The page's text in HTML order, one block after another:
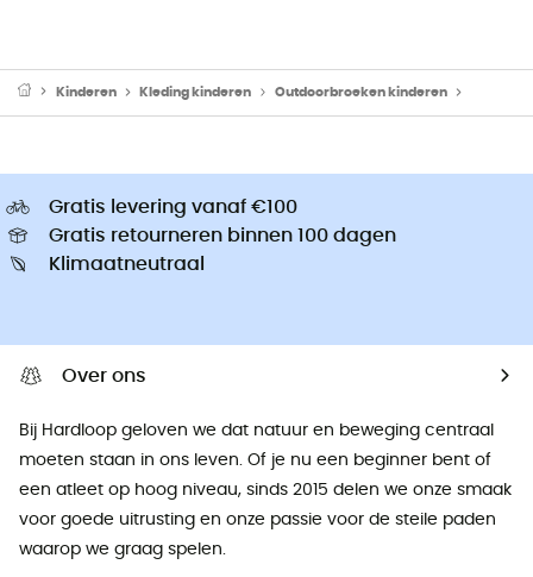
Kinderen Kleding kinderen Outdoorbroeken kinderen
Gratis levering vanaf €100
Gratis retourneren binnen 100 dagen
Klimaatneutraal
Over ons
Bij Hardloop geloven we dat natuur en beweging centraal
moeten staan ​​in ons leven. Of je nu een beginner bent of
een atleet op hoog niveau, sinds 2015 delen we onze smaak
voor goede uitrusting en onze passie voor de steile paden
waarop we graag spelen.